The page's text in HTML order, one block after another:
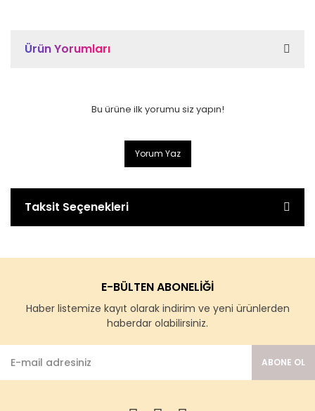
Ürün Yorumları
Bu ürüne ilk yorumu siz yapın!
Yorum Yaz
Taksit Seçenekleri
E-BÜLTEN ABONELİĞİ
Haber listemize kayıt olarak indirim ve yeni ürünlerden
haberdar olabilirsiniz.
ABONE OL